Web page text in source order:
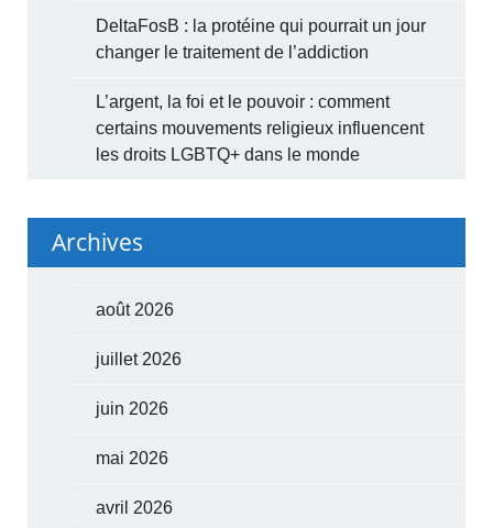
DeltaFosB : la protéine qui pourrait un jour
changer le traitement de l’addiction
L’argent, la foi et le pouvoir : comment
certains mouvements religieux influencent
les droits LGBTQ+ dans le monde
Archives
août 2026
juillet 2026
juin 2026
mai 2026
avril 2026